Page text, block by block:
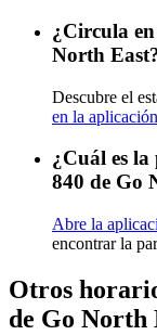
¿Circula
North
Descubre el
en la aplicación
¿Cuál es
840 de Go
Abre la
encontrar la
Otros
de Go North